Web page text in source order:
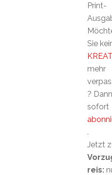
Print-
Sie
mehr
? Dann
sofort
.
Jetzt
reis: